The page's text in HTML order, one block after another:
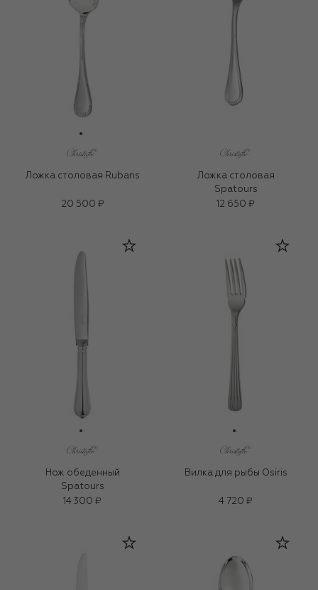
Ложка столовая Rubans
20 500 ₽
Ложка столовая
Spatours
12 650 ₽
Нож обеденный
Spatours
14 300 ₽
Вилка для рыбы Osiris
4 720 ₽